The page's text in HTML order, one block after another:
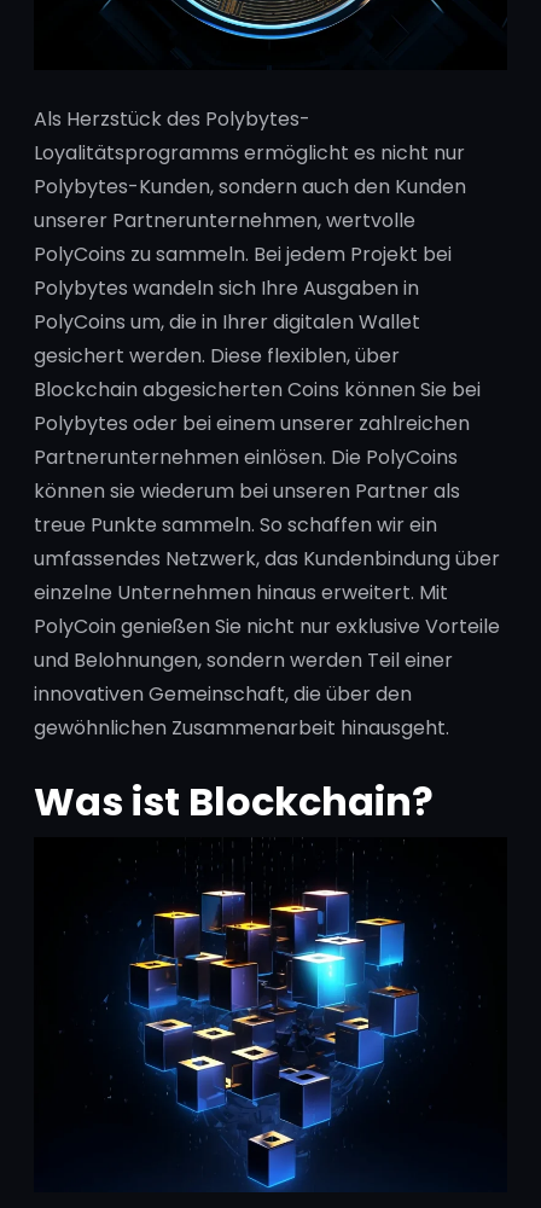
Als Herzstück des Polybytes-
Loyalitätsprogramms ermöglicht es nicht nur
Polybytes-Kunden, sondern auch den Kunden
unserer Partnerunternehmen, wertvolle
PolyCoins zu sammeln. Bei jedem Projekt bei
Polybytes wandeln sich Ihre Ausgaben in
PolyCoins um, die in Ihrer digitalen Wallet
gesichert werden. Diese flexiblen, über
Blockchain abgesicherten Coins können Sie bei
Polybytes oder bei einem unserer zahlreichen
Partnerunternehmen einlösen. Die PolyCoins
können sie wiederum bei unseren Partner als
treue Punkte sammeln. So schaffen wir ein
umfassendes Netzwerk, das Kundenbindung über
einzelne Unternehmen hinaus erweitert. Mit
PolyCoin genießen Sie nicht nur exklusive Vorteile
und Belohnungen, sondern werden Teil einer
innovativen Gemeinschaft, die über den
gewöhnlichen Zusammenarbeit hinausgeht.
Was ist Blockchain?